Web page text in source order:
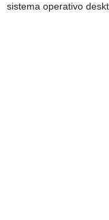
sistema operativo